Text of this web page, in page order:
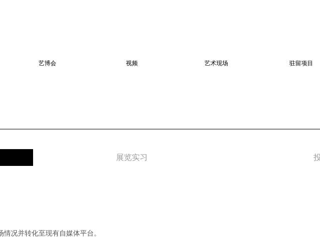
艺博会 视频 艺术现场 驻留项目
展览实习
况并转化至现有自媒体平台。